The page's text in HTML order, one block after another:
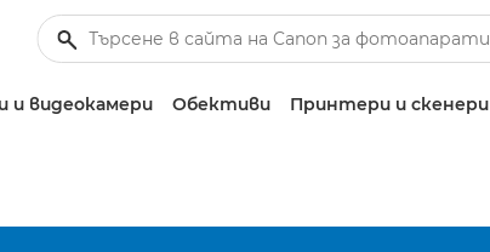
видеокамери Обективи Принтери и скенери